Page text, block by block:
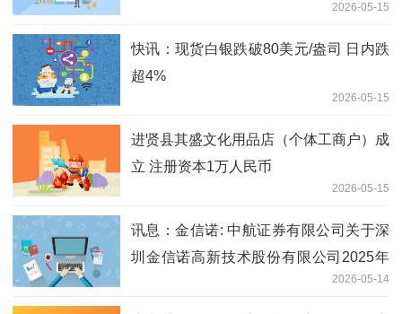
2026-05-15
快讯：现货白银跌破80美元/盎司 日内跌
超4%
2026-05-15
进贤县其盛文化用品店（个体工商户）成
立 注册资本1万人民币
2026-05-15
讯息：金信诺: 中航证券有限公司关于深
圳金信诺高新技术股份有限公司2025年
2026-05-14